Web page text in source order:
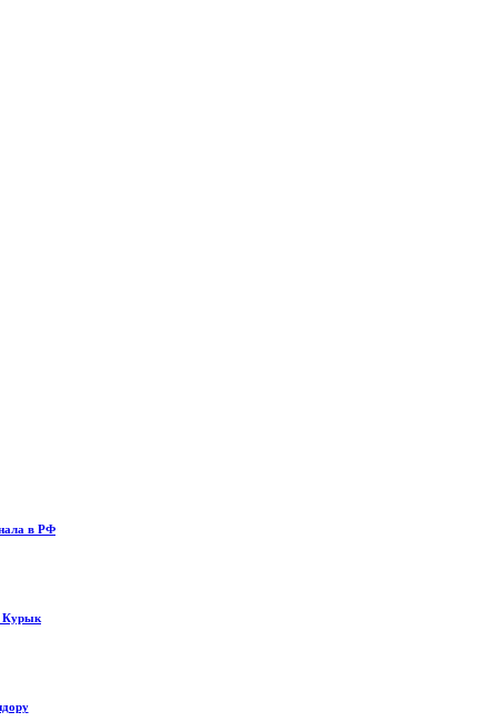
в РФ
Курык